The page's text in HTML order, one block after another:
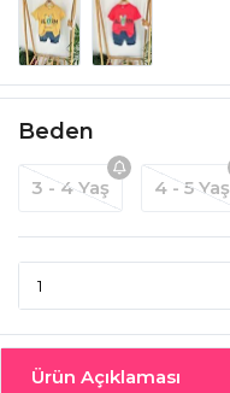
Beden
3 - 4 Yaş 4 - 5 Yaş
Ürün Açıklaması